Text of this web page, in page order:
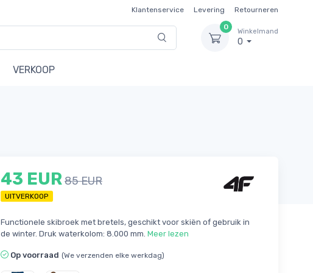
Klantenservice Levering
Retourneren
0
Winkelmand
0
VERKOOP
43 EUR85 EUR
UITVERKOOP
Functionele skibroek met bretels, geschikt voor skiën of gebruik in
de winter. Druk waterkolom: 8.000 mm. Meer lezen
Op voorraad (We verzenden elke werkdag)